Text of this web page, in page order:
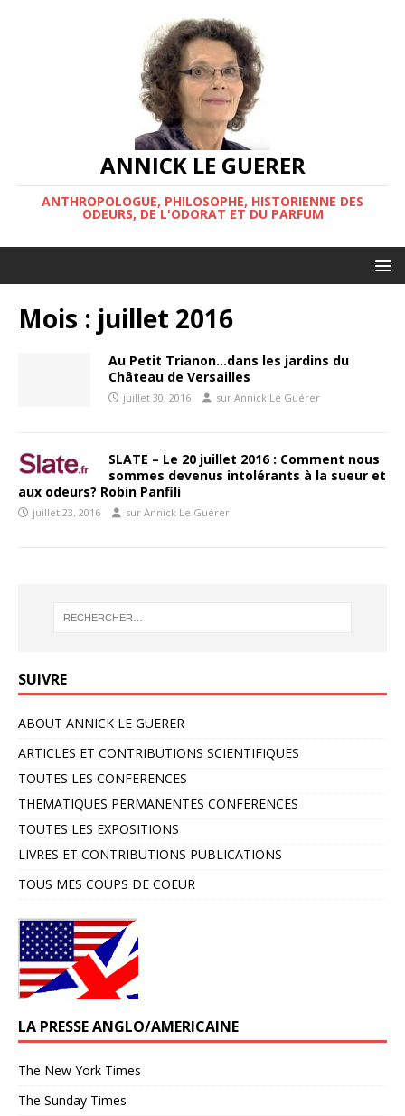
ANNICK LE GUERER
ANTHROPOLOGUE, PHILOSOPHE, HISTORIENNE DES
ODEURS, DE L'ODORAT ET DU PARFUM
Mois : juillet 2016
Au Petit Trianon…dans les jardins du
Château de Versailles
juillet 30, 2016 sur Annick Le Guérer
SLATE – Le 20 juillet 2016 : Comment nous
sommes devenus intolérants à la sueur et
aux odeurs? Robin Panfili
juillet 23, 2016 sur Annick Le Guérer
SUIVRE
ABOUT ANNICK LE GUERER
ARTICLES ET CONTRIBUTIONS SCIENTIFIQUES
TOUTES LES CONFERENCES
THEMATIQUES PERMANENTES CONFERENCES
TOUTES LES EXPOSITIONS
LIVRES ET CONTRIBUTIONS PUBLICATIONS
TOUS MES COUPS DE COEUR
LA PRESSE ANGLO/AMERICAINE
The New York Times
The Sunday Times